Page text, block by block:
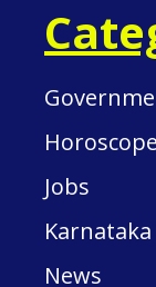
Horoscope
Jobs
News